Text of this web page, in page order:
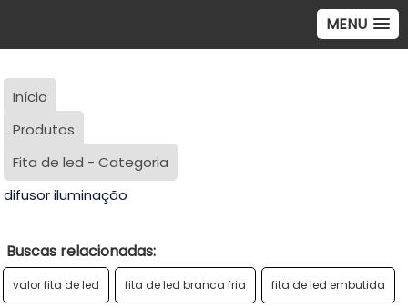
MENU
Início
Produtos
Fita de led - Categoria
difusor iluminação
Buscas relacionadas:
valor fita de led fita de led branca fria fita de led embutida